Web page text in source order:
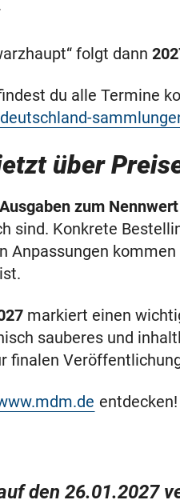
folgt dann
du alle Termine
über
zum Nennwert
sind. Konkrete
Anpassungen
markiert einen
sauberes und
finalen
entdecken!
den 26.01.2027